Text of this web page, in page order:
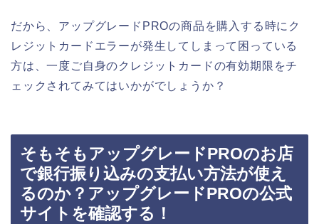
だから、アップグレードPROの商品を購入する時にク
レジットカードエラーが発生してしまって困っている
方は、一度ご自身のクレジットカードの有効期限をチ
ェックされてみてはいかがでしょうか？
そもそもアップグレードPROのお店
で銀行振り込みの支払い方法が使え
るのか？アップグレードPROの公式
サイトを確認する！